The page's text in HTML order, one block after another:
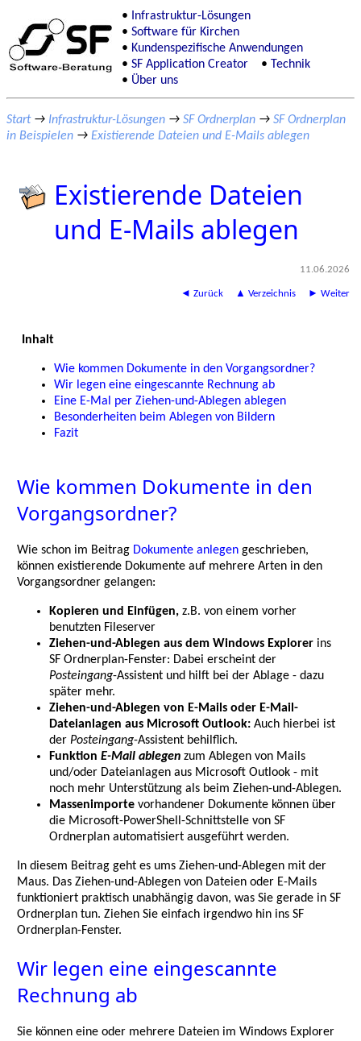
Infrastruktur-Lösungen
Software für Kirchen
Kundenspezifische Anwendungen
SF Application Creator
Technik
Über uns
Start→ Infrastruktur-Lösungen → SF Ordnerplan → SF Ordnerplan
in Beispielen → Existierende Dateien und E-Mails ablegen
Existierende Dateien
und E-Mails ablegen
11.06.2026
◄ Zurück ▲ Verzeichnis ► Weiter
Inhalt
Wie kommen Dokumente in den Vorgangsordner?
Wir legen eine eingescannte Rechnung ab
Eine E-Mal per Ziehen-und-Ablegen ablegen
Besonderheiten beim Ablegen von Bildern
Fazit
Wie kommen Dokumente in den
Vorgangsordner?
Wie schon im Beitrag Dokumente anlegengeschrieben,
können existierende Dokumente auf mehrere Arten in den
Vorgangsordner gelangen:
Kopieren und Einfügen, z.B. von einem vorher
benutzten Fileserver
Ziehen-und-Ablegen aus dem Windows Explorer ins
SF Ordnerplan-Fenster: Dabei erscheint der
Posteingang-Assistent und hilft bei der Ablage - dazu
später mehr.
Ziehen-und-Ablegen von E-Mails oder E-Mail-
Dateianlagen aus Microsoft Outlook: Auch hierbei ist
der Posteingang-Assistent behilflich.
Funktion E-Mail ablegen zum Ablegen von Mails
und/oder Dateianlagen aus Microsoft Outlook - mit
noch mehr Unterstützung als beim Ziehen-und-Ablegen.
Massenimporte vorhandener Dokumente können über
die Microsoft-PowerShell-Schnittstelle von SF
Ordnerplan automatisiert ausgeführt werden.
In diesem Beitrag geht es ums Ziehen-und-Ablegen mit der
Maus. Das Ziehen-und-Ablegen von Dateien oder E-Mails
funktioniert praktisch unabhängig davon, was Sie gerade in SF
Ordnerplan tun. Ziehen Sie einfach irgendwo hin ins SF
Ordnerplan-Fenster.
Wir legen eine eingescannte
Rechnung ab
Sie können eine oder mehrere Dateien im Windows Explorer